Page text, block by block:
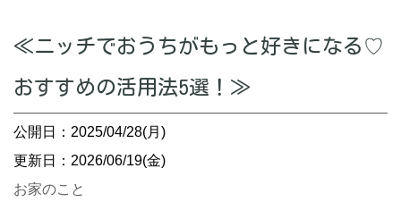
≪ニッチでおうちがもっと好きになる♡
おすすめの活用法5選！≫
公開日：2025/04/28(月)
更新日：2026/06/19(金)
お家のこと